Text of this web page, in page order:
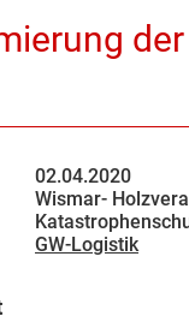
02.04.2020
Wismar-
GW-Logistik